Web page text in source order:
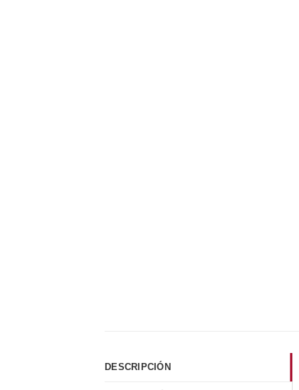
DESCRIPCIÓN